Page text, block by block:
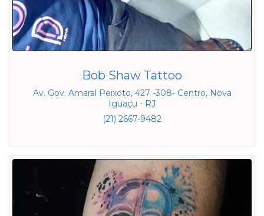
Bob Shaw Tattoo
Av. Gov. Amaral Peixoto, 427 -308- Centro, Nova
Iguaçu - RJ
(21) 2667-9482